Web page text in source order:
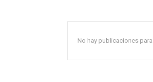
No hay publicaciones